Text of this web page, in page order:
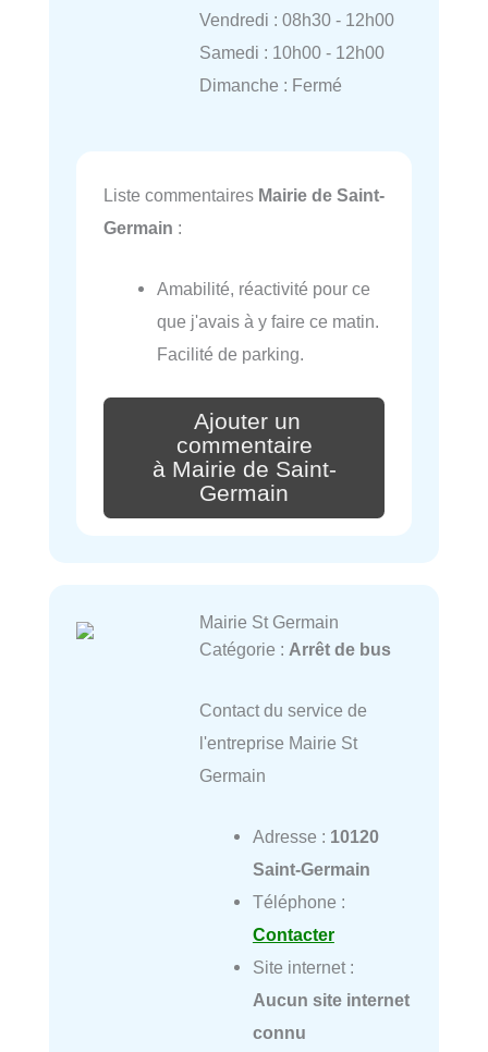
Vendredi : 08h30 - 12h00
Samedi : 10h00 - 12h00
Dimanche : Fermé
Liste commentaires Mairie de Saint-
Germain :
Amabilité, réactivité pour ce
que j'avais à y faire ce matin.
Facilité de parking.
Ajouter un
commentaire
à Mairie de Saint-
Germain
Mairie St Germain
Catégorie : Arrêt de bus
Contact du service de
l'entreprise Mairie St
Germain
Adresse : 10120
Saint-Germain
Téléphone :
Contacter
Site internet :
Aucun site internet
connu